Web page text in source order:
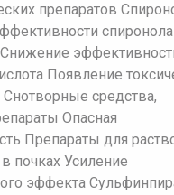
препаратов
Появление
средства,
Опасная
Препараты для
почках Усиление
эффекта